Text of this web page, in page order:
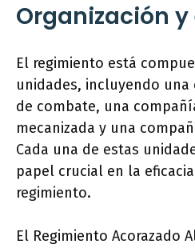
Organización
El regimiento está
unidades, incluyendo
de combate, una
mecanizada y una
Cada una de estas
papel crucial en la
regimiento.
El Regimiento Acorazado